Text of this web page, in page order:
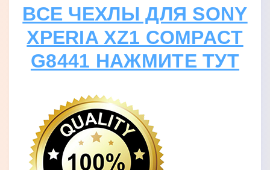
ВСЕ ЧЕХЛЫ ДЛЯ SONY
XPERIA XZ1 COMPACT
G8441 НАЖМИТЕ ТУТ